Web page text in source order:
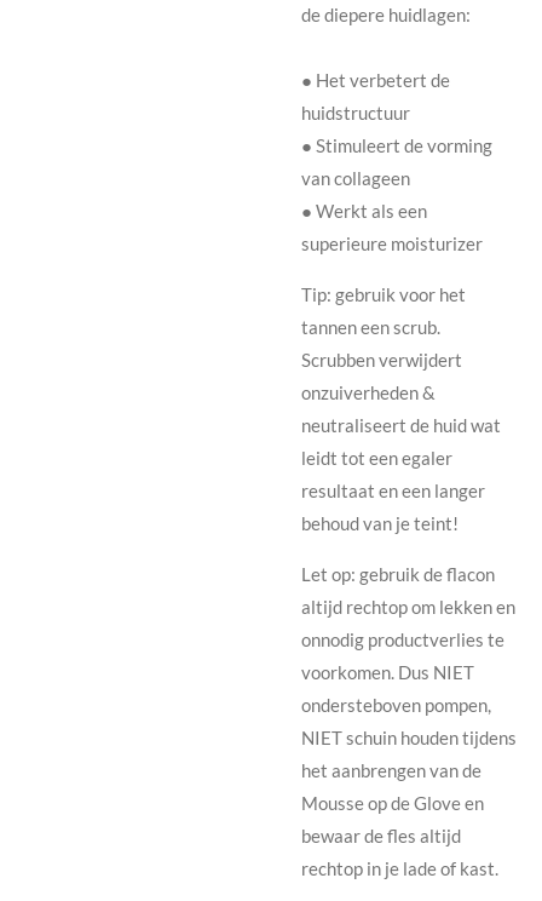
de diepere huidlagen:​
● Het verbetert de
huidstructuur
● Stimuleert de vorming
van collageen
● Werkt als een
superieure moisturizer
Tip: gebruik voor het
tannen een scrub.
Scrubben verwijdert
onzuiverheden &
neutraliseert de huid wat
leidt tot een egaler
resultaat en een langer
behoud van je teint!​
Let op: gebruik de flacon
altijd rechtop om lekken en
onnodig productverlies te
voorkomen. Dus NIET
ondersteboven pompen,
NIET schuin houden tijdens
het aanbrengen van de
Mousse op de Glove en
bewaar de fles altijd
rechtop in je lade of kast.